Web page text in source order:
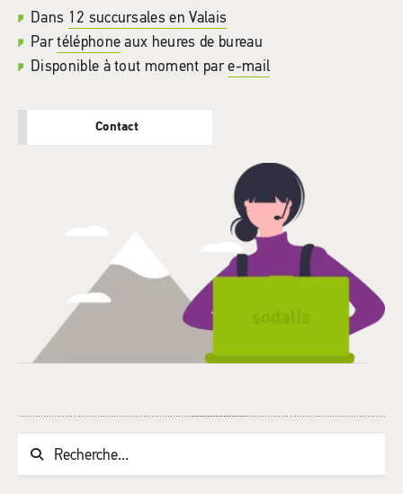
Dans 12 succursales en Valais
Partéléphoneaux heures de bureau
Disponible à tout moment pare-mail
Contact
Chaine de recherche (au moins 3 caractères)